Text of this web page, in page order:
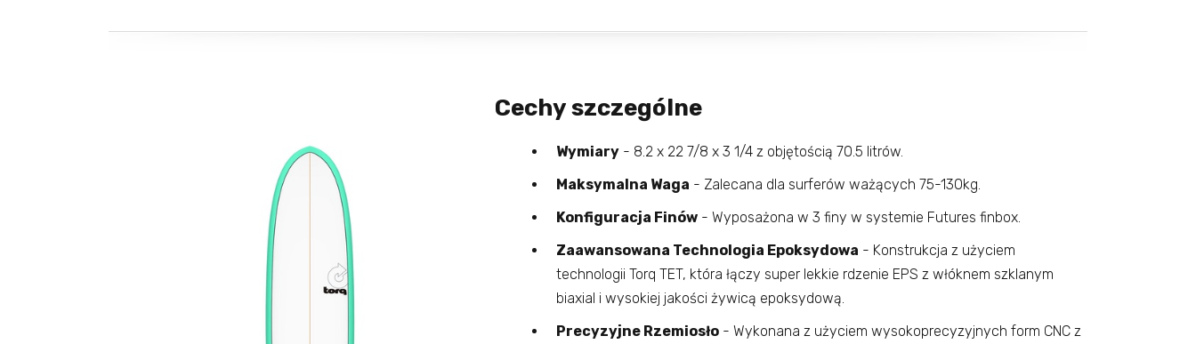
Cechy szczególne
Wymiary- 8.2 x 22 7/8 x 3 1/4 z objętością 70.5 litrów.
Maksymalna Waga - Zalecana dla surferów ważących 75-130kg.
Konfiguracja Finów- Wyposażona w 3 finy w systemie Futures finbox.
Zaawansowana Technologia Epoksydowa - Konstrukcja z użyciem
technologii Torq TET, która łączy super lekkie rdzenie EPS z włóknem szklanym
biaxial i wysokiej jakości żywicą epoksydową.
Precyzyjne Rzemiosło- Wykonana z użyciem wysokoprecyzyjnych form CNC z